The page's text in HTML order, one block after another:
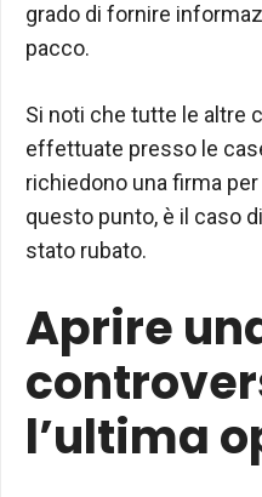
grado di fornire
pacco.
Si noti che tutte le altre
effettuate presso le
richiedono una firma
questo punto, è il caso
stato rubato.
Aprire
l’ultima